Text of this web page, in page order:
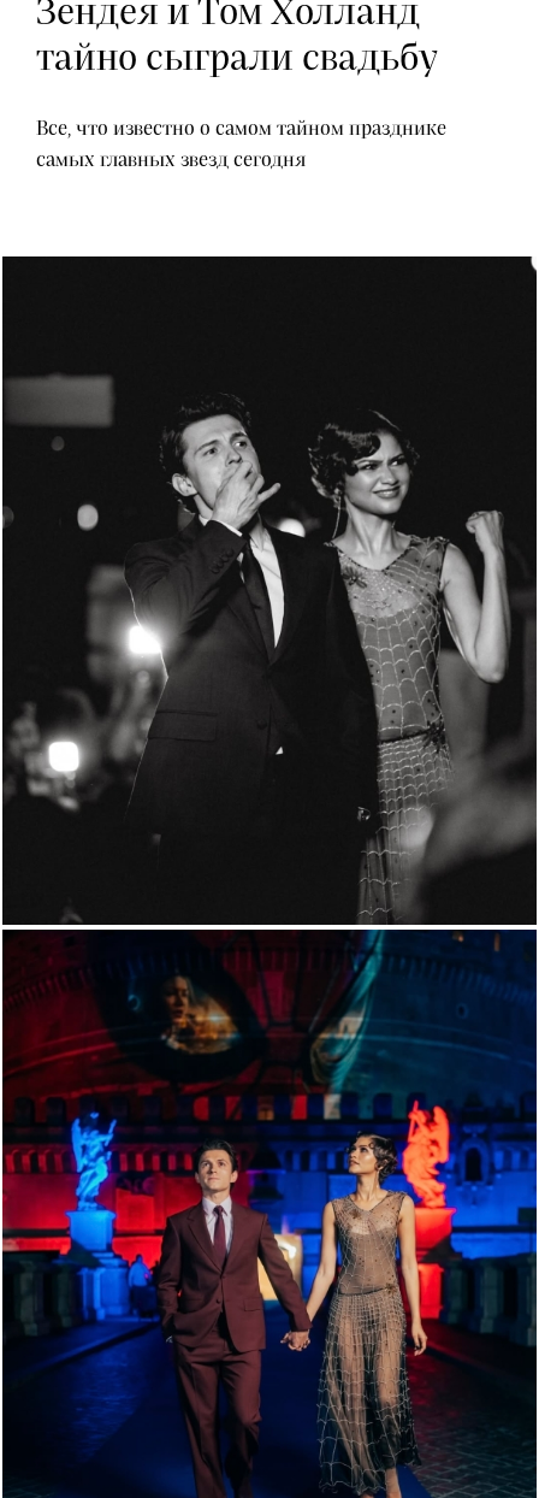
Зендея и Том Холланд
тайно сыграли свадьбу
Все, что известно о самом тайном празднике
самых главных звезд сегодня